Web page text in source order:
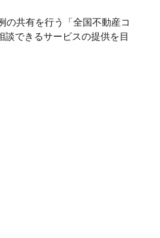
の共有を行う「全国不動産コ
できるサービスの提供を目